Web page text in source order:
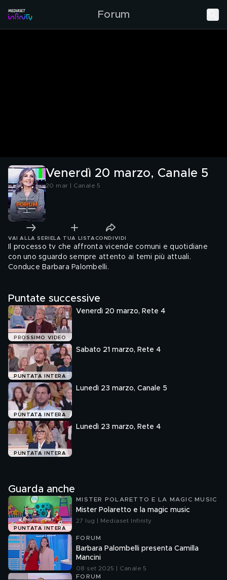
Forum
Venerdì 20 marzo, Canale 5
20 mar | Canale 5
VAI ALLA SERIE LA TUA LISTA CONDIVIDI
Il processo tv che affronta vicende comuni e quotidiane
con uno sguardo sempre attento ai temi più attuali.
Conduce Barbara Palombelli.
Puntate successive
PROSSIMO VIDEO
Venerdì 20 marzo, Rete 4
PUNTATA INTERA
Sabato 21 marzo, Rete 4
PUNTATA INTERA
Lunedì 23 marzo, Canale 5
PUNTATA INTERA
Lunedì 23 marzo, Rete 4
Guarda anche
PUNTATA INTERA
MISTER POLARETTO E LA MAGIC MUSIC
Mister Polaretto e la magic music
27 lug | Mediaset Infinity
FORUM
Barbara Palombelli presenta Camilla
Mancini
08 set 2025 | Canale 5
FORUM